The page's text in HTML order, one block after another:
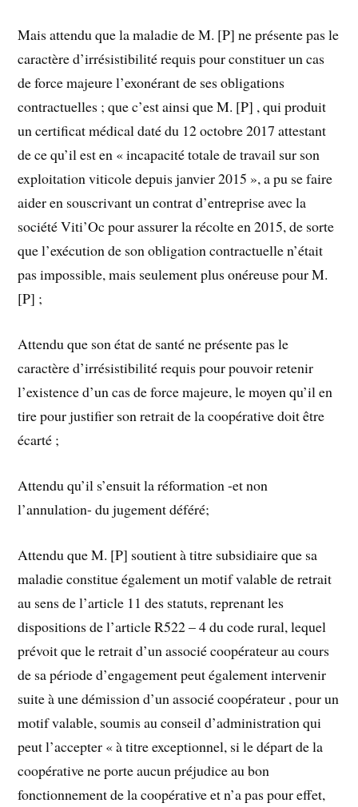
Mais attendu que la maladie de M. [P] ne présente pas le
caractère d’irrésistibilité requis pour constituer un cas
de force majeure l’exonérant de ses obligations
contractuelles ; que c’est ainsi que M. [P] , qui produit
un certificat médical daté du 12 octobre 2017 attestant
de ce qu’il est en « incapacité totale de travail sur son
exploitation viticole depuis janvier 2015 », a pu se faire
aider en souscrivant un contrat d’entreprise avec la
société Viti’Oc pour assurer la récolte en 2015, de sorte
que l’exécution de son obligation contractuelle n’était
pas impossible, mais seulement plus onéreuse pour M.
[P] ;
Attendu que son état de santé ne présente pas le
caractère d’irrésistibilité requis pour pouvoir retenir
l’existence d’un cas de force majeure, le moyen qu’il en
tire pour justifier son retrait de la coopérative doit être
écarté ;
Attendu qu’il s’ensuit la réformation -et non
l’annulation- du jugement déféré;
Attendu que M. [P] soutient à titre subsidiaire que sa
maladie constitue également un motif valable de retrait
au sens de l’article 11 des statuts, reprenant les
dispositions de l’article R522 – 4 du code rural, lequel
prévoit que le retrait d’un associé coopérateur au cours
de sa période d’engagement peut également intervenir
suite à une démission d’un associé coopérateur , pour un
motif valable, soumis au conseil d’administration qui
peut l’accepter « à titre exceptionnel, si le départ de la
coopérative ne porte aucun préjudice au bon
fonctionnement de la coopérative et n’a pas pour effet,